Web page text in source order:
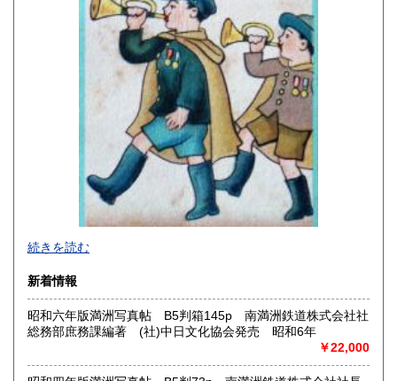
210円 福岡県
210円 長崎県
210円 大分県
210円 鹿児島県
2026年で創業45年目になります。
沿線名：(無店舗)
最寄駅：(無店舗)
営業時間：10:00〜18:00
続きを読む
新着情報
昭和六年版満洲写真帖 B5判箱145p 南満洲鉄道株式会社社
総務部庶務課編著 (社)中日文化協会発売 昭和6年
￥22,000